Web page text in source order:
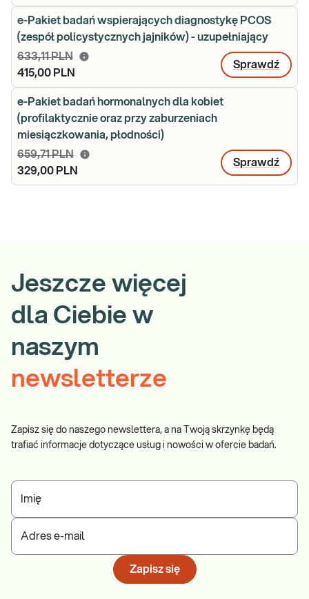
e-Pakiet badań wspierających diagnostykę PCOS
(zespół policystycznych jajników) - uzupełniający
633,11 PLN
415,00 PLN
Sprawdź
e-Pakiet badań hormonalnych dla kobiet
(profilaktycznie oraz przy zaburzeniach
miesiączkowania, płodności)
659,71 PLN
329,00 PLN
Sprawdź
Jeszcze więcej
dla Ciebie w
naszym
newsletterze
Zapisz się do naszego newslettera, a na Twoją skrzynkę będą
trafiać informacje dotyczące usług i nowości w ofercie badań.
Imię
Adres e-mail
Zapisz się